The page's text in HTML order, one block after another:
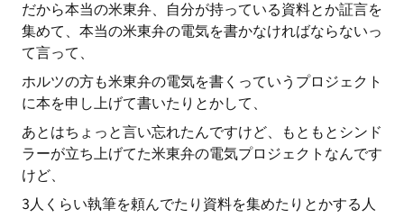
だから本当の米東弁、自分が持っている資料とか証言を
集めて、本当の米東弁の電気を書かなければならないっ
て言って、
ホルツの方も米東弁の電気を書くっていうプロジェクト
に本を申し上げて書いたりとかして、
あとはちょっと言い忘れたんですけど、もともとシンド
ラーが立ち上げてた米東弁の電気プロジェクトなんです
けど、
3人くらい執筆を頼んでたり資料を集めたりとかする人